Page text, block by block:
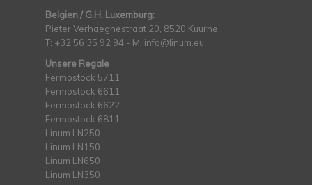
Belgien / G.H. Luxemburg:
Pieter Verhaeghestraat 20, 8520 Kuurne
T: +32 56 35 92 94 - M: info@linum.eu
Unsere Regale
Fermostock 5711
Fermostock 6611
Fermostock 6622
Fermostock 6811
Linum LN250
Linum LN150
Linum LN650
Linum LN350